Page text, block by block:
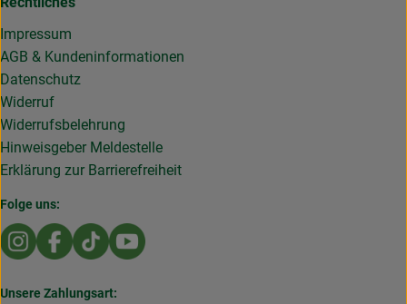
Impressum
AGB & Kundeninformationen
Datenschutz
Widerruf
Widerrufsbelehrung
Hinweisgeber Meldestelle
Erklärung zur Barrierefreiheit
Folge uns:
Externer Link zu https://www.instagram.com/
Externer Link zu https://www.facebook.com/
Externer Link zu https://www.tiktok.com/
Externer Link zu https://
Unsere Zahlungsart: